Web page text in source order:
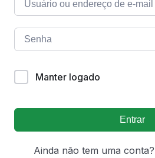
Manter logado
Entrar
Ainda não tem uma conta?